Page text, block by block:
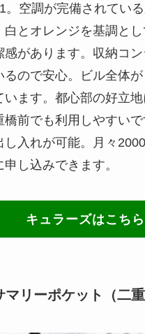
。空調が完備されてい
白とオレンジを基調と
感があります。収納コ
るので安心。ビル全体
います。都心部の好立
橋前でも利用しやすい
し入れが可能。月々
し込みできます。
キュラーズはこちら
マリーポケット（二